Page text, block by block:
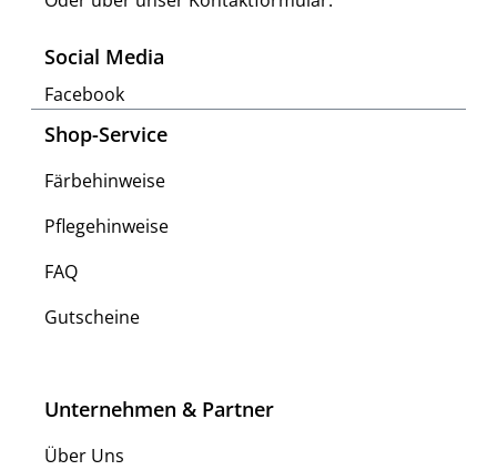
Social Media
Facebook
Shop-Service
Färbehinweise
Pflegehinweise
FAQ
Gutscheine
Unternehmen & Partner
Über Uns